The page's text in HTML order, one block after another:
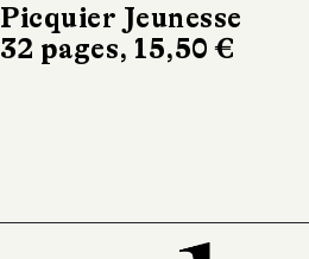
Gallimard Jeunesse